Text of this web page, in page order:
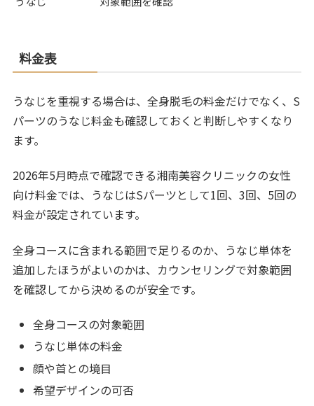
料金表
うなじを重視する場合は、全身脱毛の料金だけでなく、S
パーツのうなじ料金も確認しておくと判断しやすくなり
ます。
2026年5月時点で確認できる湘南美容クリニックの女性
向け料金では、うなじはSパーツとして1回、3回、5回の
料金が設定されています。
全身コースに含まれる範囲で足りるのか、うなじ単体を
追加したほうがよいのかは、カウンセリングで対象範囲
を確認してから決めるのが安全です。
全身コースの対象範囲
うなじ単体の料金
顔や首との境目
希望デザインの可否